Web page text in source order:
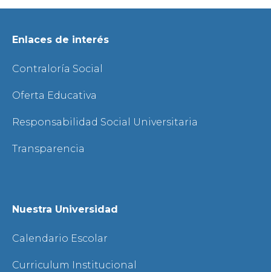
Enlaces de interés
Contraloría Social
Oferta Educativa
Responsabilidad Social Universitaria
Transparencia
Nuestra Universidad
Calendario Escolar
Curriculum Institucional